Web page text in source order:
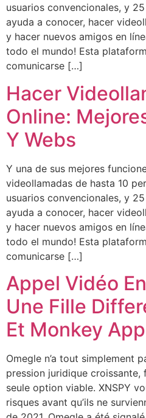
usuarios convencionales, y 25
ayuda a conocer, hacer
y hacer nuevos amigos en
todo el mundo! Esta
comunicarse […]
Hacer
Online:
Y Webs
Y una de sus mejores
videollamadas de hasta 10
usuarios convencionales, y 25
ayuda a conocer, hacer
y hacer nuevos amigos en
todo el mundo! Esta
comunicarse […]
Appel Vidéo
Une Fille
Et Monkey App
Omegle n’a tout simplement
pression juridique
seule option viable. XNSPY
risques avant qu’ils ne